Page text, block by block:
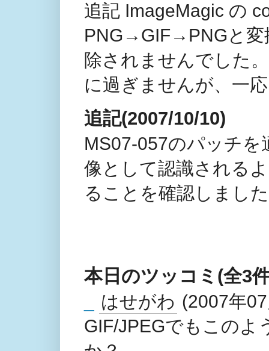
追記 ImageMagic の
PNG→GIF→PNGと変
除されませんでした
に過ぎませんが、一
追記(2007/10/10)
MS07-057のパッチを
像として認識される
ることを確認しまし
本日のツッコミ(全3
はせがわ (2007年
GIF/JPEGでもこのよ